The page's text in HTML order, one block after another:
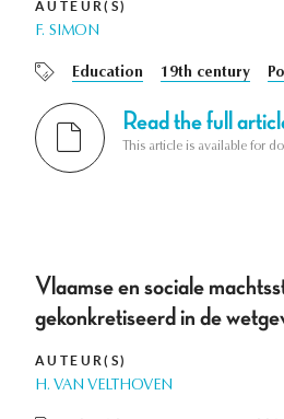
AUTEUR(S)
F. SIMON
Education 19th century
Read the full
This article is available for
Vlaamse en sociale
gekonkretiseerd in de
AUTEUR(S)
H. VAN VELTHOVEN